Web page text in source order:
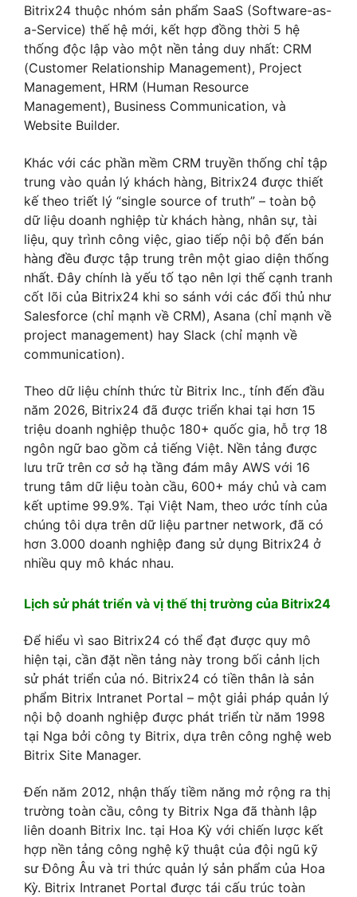
Bitrix24 thuộc nhóm sản phẩm SaaS (Software-as-
a-Service) thế hệ mới, kết hợp đồng thời 5 hệ
thống độc lập vào một nền tảng duy nhất: CRM
(Customer Relationship Management), Project
Management, HRM (Human Resource
Management), Business Communication, và
Website Builder.
Khác với các phần mềm CRM truyền thống chỉ tập
trung vào quản lý khách hàng, Bitrix24 được thiết
kế theo triết lý “single source of truth” – toàn bộ
dữ liệu doanh nghiệp từ khách hàng, nhân sự, tài
liệu, quy trình công việc, giao tiếp nội bộ đến bán
hàng đều được tập trung trên một giao diện thống
nhất. Đây chính là yếu tố tạo nên lợi thế cạnh tranh
cốt lõi của Bitrix24 khi so sánh với các đối thủ như
Salesforce (chỉ mạnh về CRM), Asana (chỉ mạnh về
project management) hay Slack (chỉ mạnh về
communication).
Theo dữ liệu chính thức từ Bitrix Inc., tính đến đầu
năm 2026, Bitrix24 đã được triển khai tại hơn 15
triệu doanh nghiệp thuộc 180+ quốc gia, hỗ trợ 18
ngôn ngữ bao gồm cả tiếng Việt. Nền tảng được
lưu trữ trên cơ sở hạ tầng đám mây AWS với 16
trung tâm dữ liệu toàn cầu, 600+ máy chủ và cam
kết uptime 99.9%. Tại Việt Nam, theo ước tính của
chúng tôi dựa trên dữ liệu partner network, đã có
hơn 3.000 doanh nghiệp đang sử dụng Bitrix24 ở
nhiều quy mô khác nhau.
Lịch sử phát triển và vị thế thị trường của Bitrix24
Để hiểu vì sao Bitrix24 có thể đạt được quy mô
hiện tại, cần đặt nền tảng này trong bối cảnh lịch
sử phát triển của nó. Bitrix24 có tiền thân là sản
phẩm Bitrix Intranet Portal – một giải pháp quản lý
nội bộ doanh nghiệp được phát triển từ năm 1998
tại Nga bởi công ty Bitrix, dựa trên công nghệ web
Bitrix Site Manager.
Đến năm 2012, nhận thấy tiềm năng mở rộng ra thị
trường toàn cầu, công ty Bitrix Nga đã thành lập
liên doanh Bitrix Inc. tại Hoa Kỳ với chiến lược kết
hợp nền tảng công nghệ kỹ thuật của đội ngũ kỹ
sư Đông Âu và tri thức quản lý sản phẩm của Hoa
Kỳ. Bitrix Intranet Portal được tái cấu trúc toàn